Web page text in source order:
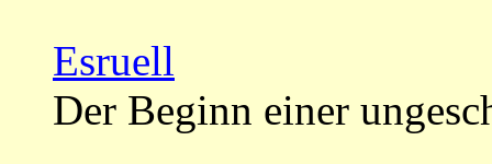
Esruell
Der Beginn einer